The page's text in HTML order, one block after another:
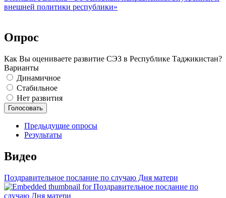
внешней политики республики»
Опрос
Как Вы оцениваете развитие СЭЗ в Республике Таджикистан?
Варианты
Динамичное
Стабильное
Нет развития
Предыдущие опросы
Результаты
Видео
Поздравительное послание по случаю Дня матери